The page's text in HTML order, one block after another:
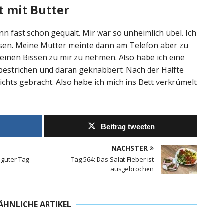
mit Butter
fast schon gequält. Mir war so unheimlich übel. Ich
Meine Mutter meinte dann am Telefon aber zu
Bissen zu mir zu nehmen. Also habe ich eine
und daran geknabbert. Nach der Hälfte
gebracht. Also habe ich mich ins Bett verkrümelt
Beitrag tweeten
Tag
NÄCHSTER
Tag 564: Das Salat-Fieber ist
ausgebrochen
ARTIKEL